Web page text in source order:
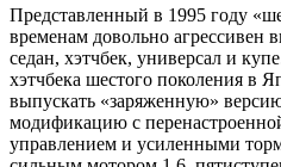
Представленный в 1995 году
временам довольно агрессивен
седан, хэтчбек, универсал и
хэтчбека шестого поколения в
выпускать «заряженную»
модификацию с
управлением и усиленными